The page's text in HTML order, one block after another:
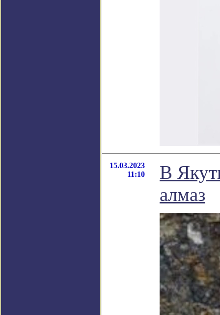
15.03.2023
11:10
В
алмаз